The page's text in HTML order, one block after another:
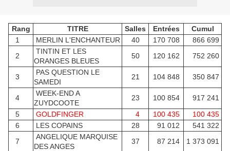
Rang TITRE Salles Entrées
Cumul
1
MERLIN L'ENCHANTEUR 40 170 708
866 699
2
TINTIN ET LES
ORANGES BLEUES
50 120 162 752 260
3
PAS QUESTION LE
SAMEDI
21 104 848 350 847
4
WEEK-END A
ZUYDCOOTE
23 100 854
917 241
5
GOLDFINGER 4 100 435
100 435
6
LES COPAINS 28 91 012
541 322
7
ANGELIQUE MARQUISE
DES ANGES
37 87 214 1 373 091